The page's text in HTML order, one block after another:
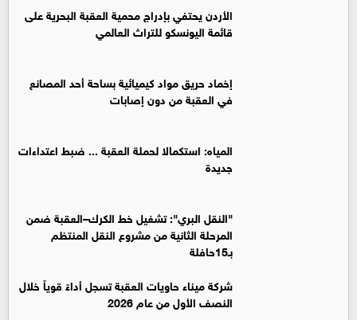
الأردن يحتفي بإدراج محمية العقبة البحرية على
قائمة اليونسكو للتراث العالمي
إخماد حريق مواد كيميائية بساحة أحد المصانع
في العقبة من دون إصابات
المياه: استكمالا لحملة العقبة ... ضبط اعتداءات
جديدة
"النقل البري": تشغيل خط الكرك–العقبة ضمن
المرحلة الثانية من مشروع النقل المنتظم
بـ15حافلة
شركة ميناء حاويات العقبة تسجل أداءً قوياً خلال
النصف الأول من عام 2026